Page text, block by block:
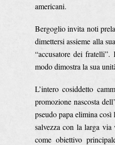
americani.
Bergoglio invita noti
dimettersi assieme alla
“accusatore dei
modo dimostra la sua
L’intero cosiddetto
promozione nascosta
pseudo papa elimina
salvezza con la larga
come obiettivo